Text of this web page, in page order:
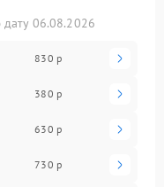
06.08.2026
830 р
380 р
630 р
730 р